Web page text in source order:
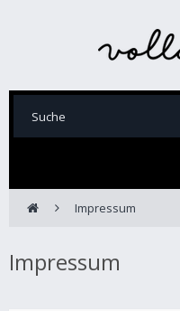
Impressum
Impressum